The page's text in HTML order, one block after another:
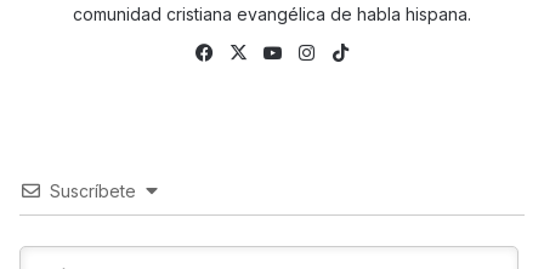
comunidad cristiana evangélica de habla hispana.
Facebook
X YouTubeInstagram
Suscríbete